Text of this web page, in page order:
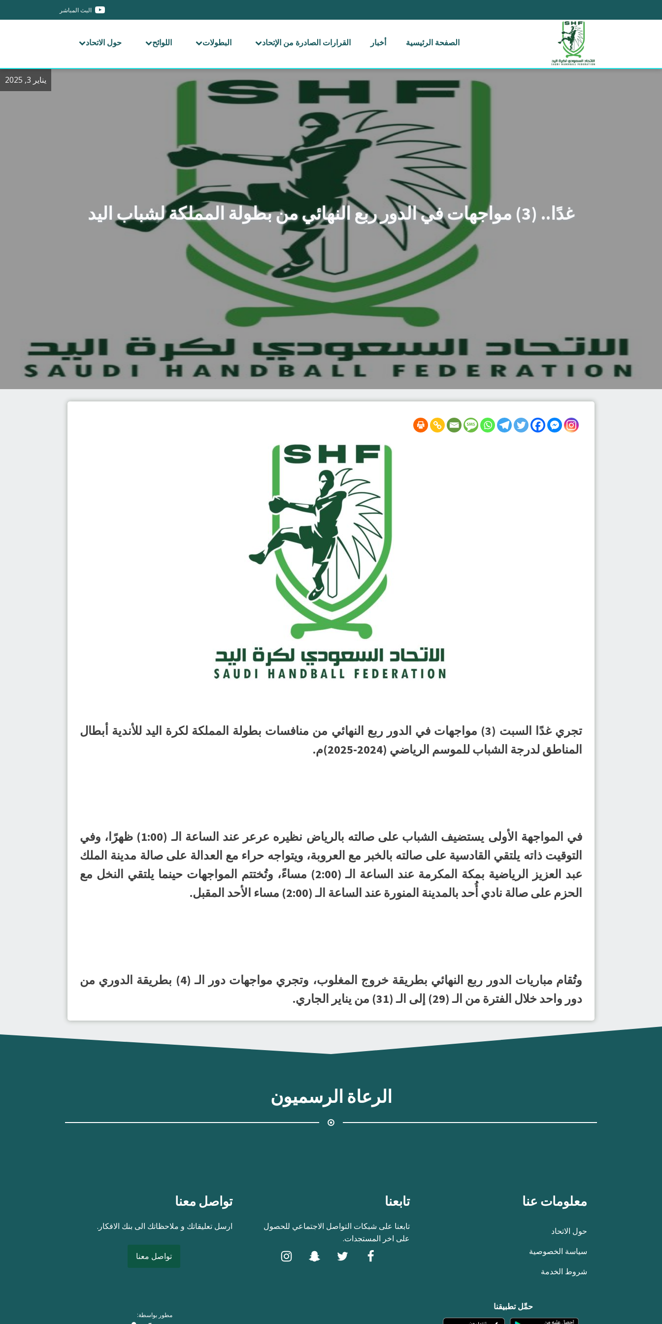
البث المباشر
الصفحة الرئيسية أخبار القرارات الصادرة من الإتحاد البطولات اللوائح حول الاتحاد
يناير 3, 2025
غدًا.. (3) مواجهات في الدور ربع النهائي من بطولة المملكة لشباب اليد
تجري غدًا السبت (3) مواجهات في الدور ربع النهائي من منافسات بطولة المملكة لكرة اليد للأندية أبطال
المناطق لدرجة الشباب للموسم الرياضي (2024-2025)م.
في المواجهة الأولى يستضيف الشباب على صالته بالرياض نظيره عرعر عند الساعة الـ (1:00) ظهرًا، وفي
التوقيت ذاته يلتقي القادسية على صالته بالخبر مع العروبة، ويتواجه حراء مع العدالة على صالة مدينة الملك
عبد العزيز الرياضية بمكة المكرمة عند الساعة الـ (2:00) مساءً، وتُختتم المواجهات حينما يلتقي النخل مع
الحزم على صالة نادي أُحد بالمدينة المنورة عند الساعة الـ (2:00) مساء الأحد المقبل.
وتُقام مباريات الدور ربع النهائي بطريقة خروج المغلوب، وتجري مواجهات دور الـ (4) بطريقة الدوري من
دور واحد خلال الفترة من الـ (29) إلى الـ (31) من يناير الجاري.
الرعاة الرسميون
معلومات عنا
حول الاتحاد
سياسة الخصوصية
شروط الخدمة
تابعنا
تابعنا على شبكات التواصل الاجتماعي للحصول
على اخر المستجدات.
تواصل معنا
ارسل تعليقاتك و ملاحظاتك الى بنك الافكار.
تواصل معنا
حمِّل تطبيقنا
مطور بواسطة: